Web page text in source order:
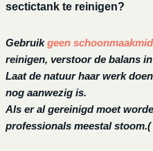
sectictank te reinigen?
Gebruikgeen
reinigen, verstoor de balans
Laat de natuur haar werk
nog aanwezig is.
Als er al gereinigd moet
professionals meestal